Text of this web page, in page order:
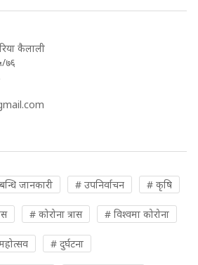
कैलाली
७६
जानकारी # उपनिर्वाचन # कृषि
# कोरोना त्रास # विश्वमा कोरोना
# दुर्घटना